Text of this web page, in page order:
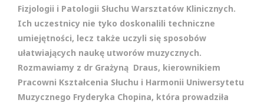
Fizjologii i Patologii Słuchu Warsztatów Klinicznych.
Ich uczestnicy nie tyko doskonalili techniczne
umiejętności, lecz także uczyli się sposobów
ułatwiających naukę utworów muzycznych.
Rozmawiamy z dr Grażyną Draus, kierownikiem
Pracowni Kształcenia Słuchu i Harmonii Uniwersytetu
Muzycznego Fryderyka Chopina, która prowadziła